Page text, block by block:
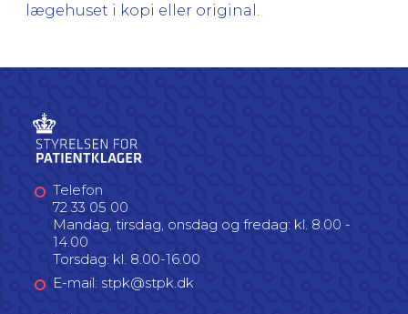
lægehuset i kopi eller original.
Telefon
72 33 05 00
Mandag, tirsdag, onsdag og fredag: kl. 8.00 -
14.00
Torsdag: kl. 8.00-16.00
E-mail: stpk@stpk.dk